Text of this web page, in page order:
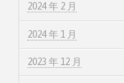
2024 年 2 月
2024 年 1 月
2023 年 12 月